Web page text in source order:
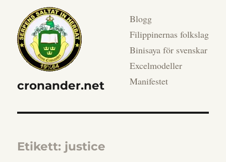
cronander.net
Blogg
Filippinernas folkslag
Binisaya för svenskar
Excelmodeller
Manifestet
Etikett: justice